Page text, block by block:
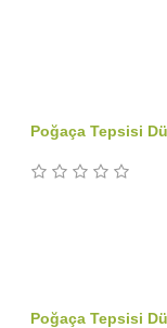
Poğaça Tepsisi
Poğaça Tepsisi